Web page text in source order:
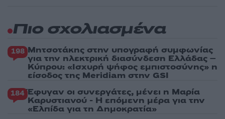
Πιο σχολιασμένα
198 Μητσοτάκης στην υπογραφή συμφωνίας
για την ηλεκτρική διασύνδεση Ελλάδας –
Κύπρου: «Ισχυρή ψήφος εμπιστοσύνης» η
είσοδος της Meridiam στην GSI
184 Έφυγαν οι συνεργάτες, μένει η Μαρία
Καρυστιανού - Η επόμενη μέρα για την
«Ελπίδα για τη Δημοκρατία»